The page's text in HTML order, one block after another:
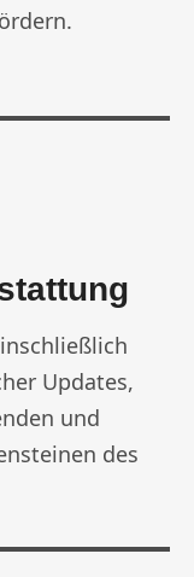
Updates,
und
des